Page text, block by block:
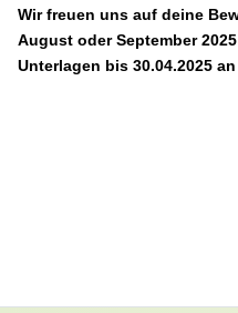
Wir freuen uns auf deine
August oder September
Unterlagen bis 30.04.2025